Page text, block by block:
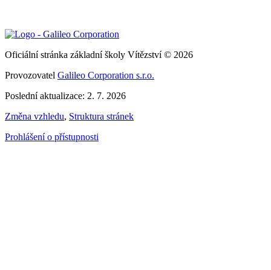
Oficiální stránka základní školy Vítězství © 2026
Provozovatel Galileo Corporation s.r.o.
Poslední aktualizace: 2. 7. 2026
Změna vzhledu, Struktura stránek
Prohlášení o přístupnosti